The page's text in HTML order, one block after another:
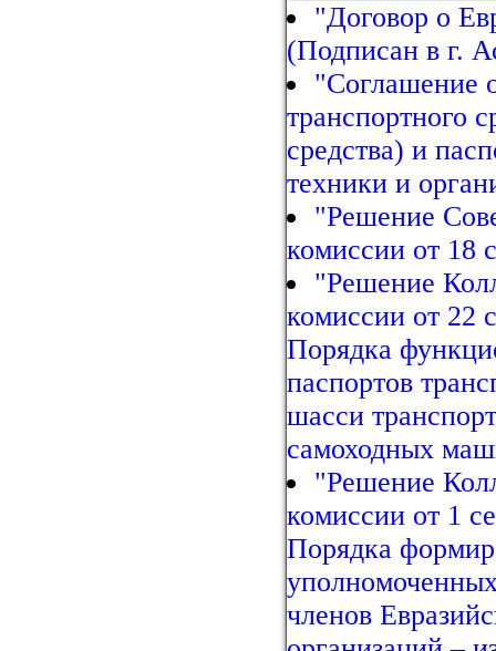
"Договор о
(Подписан в г.
"Соглашение
транспортного
средства) и
техники и
"Решение
комиссии от 18
"Решение
комиссии от 22
Порядка
паспортов
шасси
самоходных
"Решение
комиссии от 1
Порядка
членов